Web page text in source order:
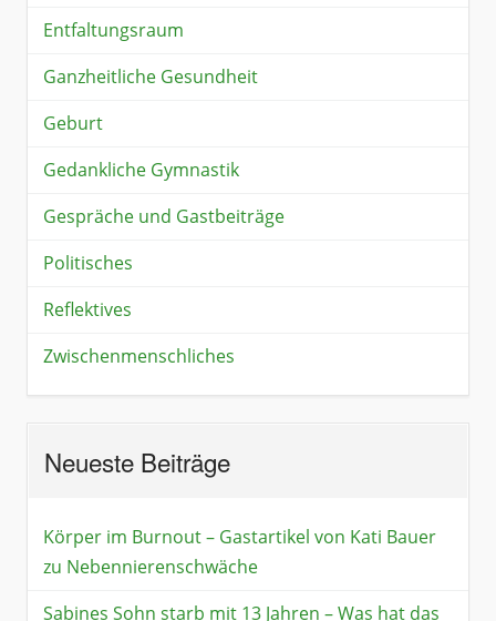
Entfaltungsraum
Ganzheitliche Gesundheit
Geburt
Gedankliche Gymnastik
Gespräche und Gastbeiträge
Politisches
Reflektives
Zwischenmenschliches
Neueste Beiträge
Körper im Burnout – Gastartikel von Kati Bauer
zu Nebennierenschwäche
Sabines Sohn starb mit 13 Jahren – Was hat das